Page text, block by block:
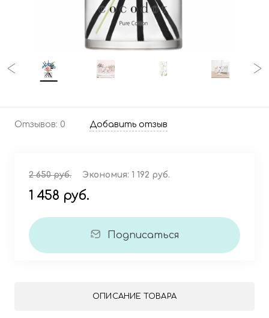
Отзывов: 0 Добавить отзыв
2 650 руб. Экономия: 1 192 руб.
1 458 руб.
Подписаться
ОПИСАНИЕ ТОВАРА